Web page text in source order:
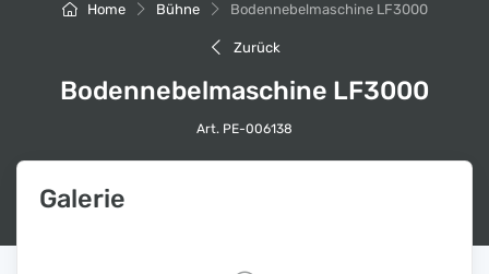
Home Bühne Bodennebelmaschine LF3000
Zurück
Bodennebelmaschine LF3000
Art. PE-006138
Galerie